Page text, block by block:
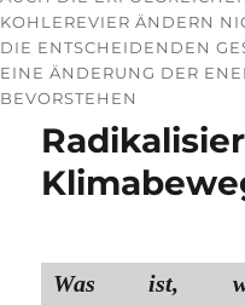
KOHLEREVIER ÄNDERN
DIE ENTSCHEIDENDEN
EINE ÄNDERUNG DER
BEVORSTEHEN
Was ist,